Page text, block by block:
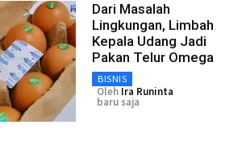
Dari Masalah
Lingkungan, Limbah
Kepala Udang Jadi
Pakan Telur Omega
BISNIS
Oleh Ira Runinta
baru saja